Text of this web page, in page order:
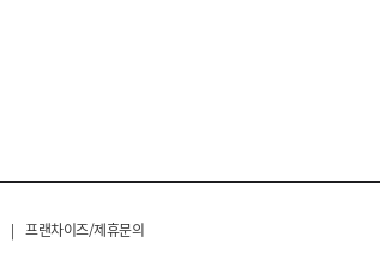
| 프랜차이즈/제휴문의